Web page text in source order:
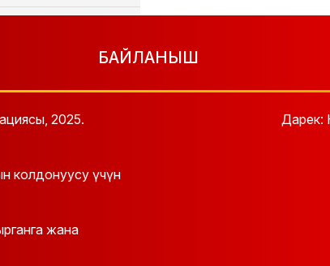
БАЙЛАНЫШ
2025.
колдонуусу үчүн
жана
Дарек: